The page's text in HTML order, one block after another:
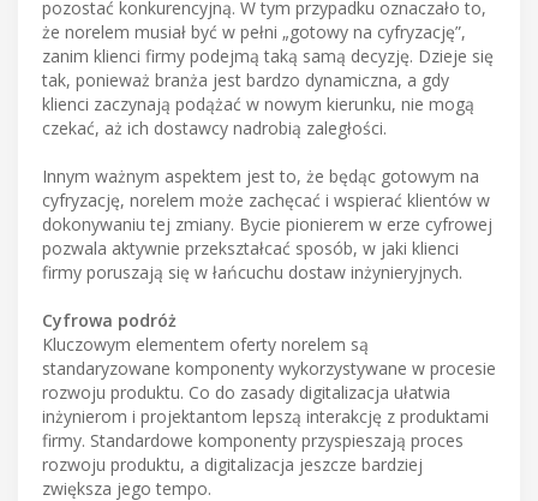
pozostać konkurencyjną. W tym przypadku oznaczało to,
że norelem musiał być w pełni „gotowy na cyfryzację”,
zanim klienci firmy podejmą taką samą decyzję. Dzieje się
tak, ponieważ branża jest bardzo dynamiczna, a gdy
klienci zaczynają podążać w nowym kierunku, nie mogą
czekać, aż ich dostawcy nadrobią zaległości.
Innym ważnym aspektem jest to, że będąc gotowym na
cyfryzację, norelem może zachęcać i wspierać klientów w
dokonywaniu tej zmiany. Bycie pionierem w erze cyfrowej
pozwala aktywnie przekształcać sposób, w jaki klienci
firmy poruszają się w łańcuchu dostaw inżynieryjnych.
Cyfrowa podróż
Kluczowym elementem oferty norelem są
standaryzowane komponenty wykorzystywane w procesie
rozwoju produktu. Co do zasady digitalizacja ułatwia
inżynierom i projektantom lepszą interakcję z produktami
firmy. Standardowe komponenty przyspieszają proces
rozwoju produktu, a digitalizacja jeszcze bardziej
zwiększa jego tempo.